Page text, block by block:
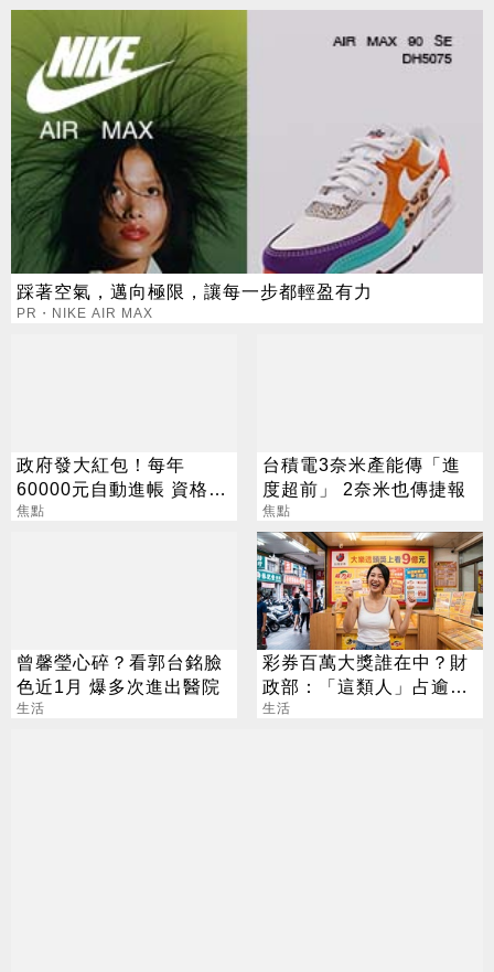
踩著空氣，邁向極限，讓每一步都輕盈有力
PR・NIKE AIR MAX
政府發大紅包！每年
60000元自動進帳 資格一
次看
焦點
台積電3奈米產能傳「進
度超前」 2奈米也傳捷報
焦點
曾馨瑩心碎？看郭台銘臉
色近1月 爆多次進出醫院
生活
彩券百萬大獎誰在中？財
政部：「這類人」占逾6
成
生活